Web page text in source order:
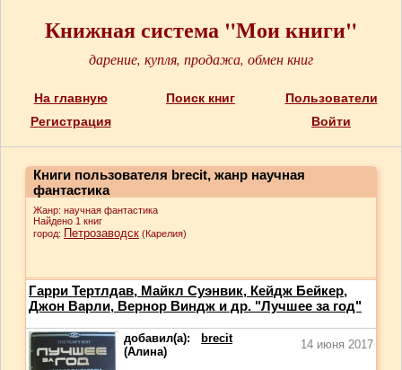
Книжная система "Мои книги"
дарение, купля, продажа, обмен книг
На главную Поиск книг
Пользователи
Регистрация
Войти
Книги пользователя brecit, жанр научная
фантастика
Жанр: научная фантастика
Найдено 1 книг
город: Петрозаводск (Карелия)
Гарри Тертлдав, Майкл Суэнвик, Кейдж Бейкер,
Джон Варли, Вернор Виндж и др. "Лучшее за год"
добавил(а):
brecit
(Алина)
14 июня 2017